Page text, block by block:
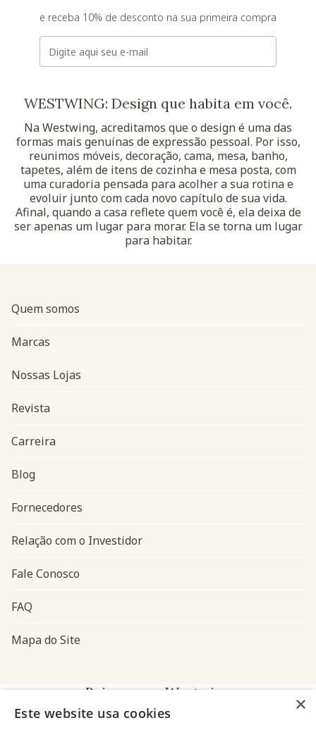
e receba 10% de desconto na sua primeira compra
E-mail
WESTWING: Design que habita em você.
Na Westwing, acreditamos que o design é uma das
formas mais genuínas de expressão pessoal. Por isso,
reunimos móveis, decoração, cama, mesa, banho,
tapetes, além de itens de cozinha e mesa posta, com
uma curadoria pensada para acolher a sua rotina e
evoluir junto com cada novo capítulo de sua vida.
Afinal, quando a casa reflete quem você é, ela deixa de
ser apenas um lugar para morar. Ela se torna um lugar
para habitar.
Navegação do rodapé
Quem somos
Marcas
Nossas Lojas
Revista
Carreira
Blog
Fornecedores
Relação com o Investidor
Fale Conosco
FAQ
Mapa do Site
Baixe o app Westwing
×
Este website usa cookies